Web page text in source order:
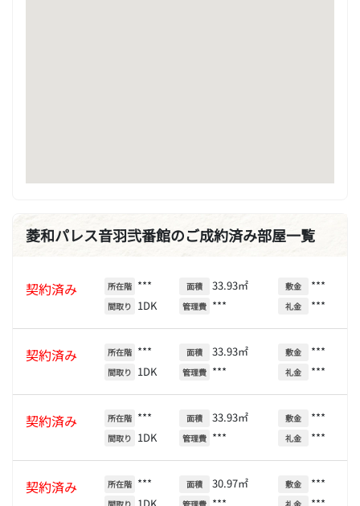
菱和パレス音羽弐番館のご成約済み部屋一覧
契約済み 所在階 ***
間取り 1DK
面積 33.93㎡
管理費 ***
敷金 ***
礼金 ***
契約済み 所在階 ***
間取り 1DK
面積 33.93㎡
管理費 ***
敷金 ***
礼金 ***
契約済み 所在階 ***
間取り 1DK
面積 33.93㎡
管理費 ***
敷金 ***
礼金 ***
契約済み 所在階 ***
1DK
面積 30.97㎡
***
敷金 ***
***